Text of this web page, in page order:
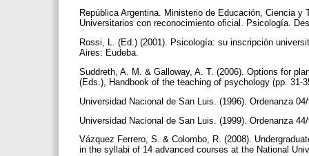
República Argentina. Ministerio de Educación, Ciencia
Universitarios con reconocimiento oficial. Psicología.
Rossi, L. (Ed.) (2001). Psicología: su inscripción
Aires: Eudeba.
Suddreth, A. M. & Galloway, A. T. (2006). Options for
(Eds.), Handbook of the teaching of psychology (pp.
Universidad Nacional de San Luis. (1996). Ordenanza
Universidad Nacional de San Luis. (1999). Ordenanza
Vázquez Ferrero, S. & Colombo, R. (2008).
in the syllabi of 14 advanced courses at the National